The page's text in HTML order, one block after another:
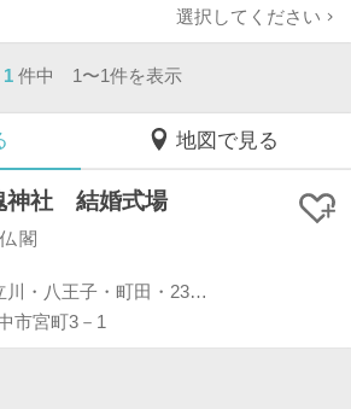
選択してください
1 件中 1〜1件を表示
地図で見る
神社 結婚式場
閣
府中駅 (立川・八王子・町田・23区外)
市宮町3－1